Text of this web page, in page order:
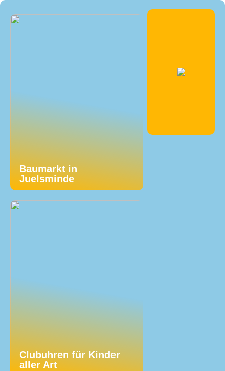
Baumarkt in
Juelsminde
Clubuhren für Kinder
aller Art